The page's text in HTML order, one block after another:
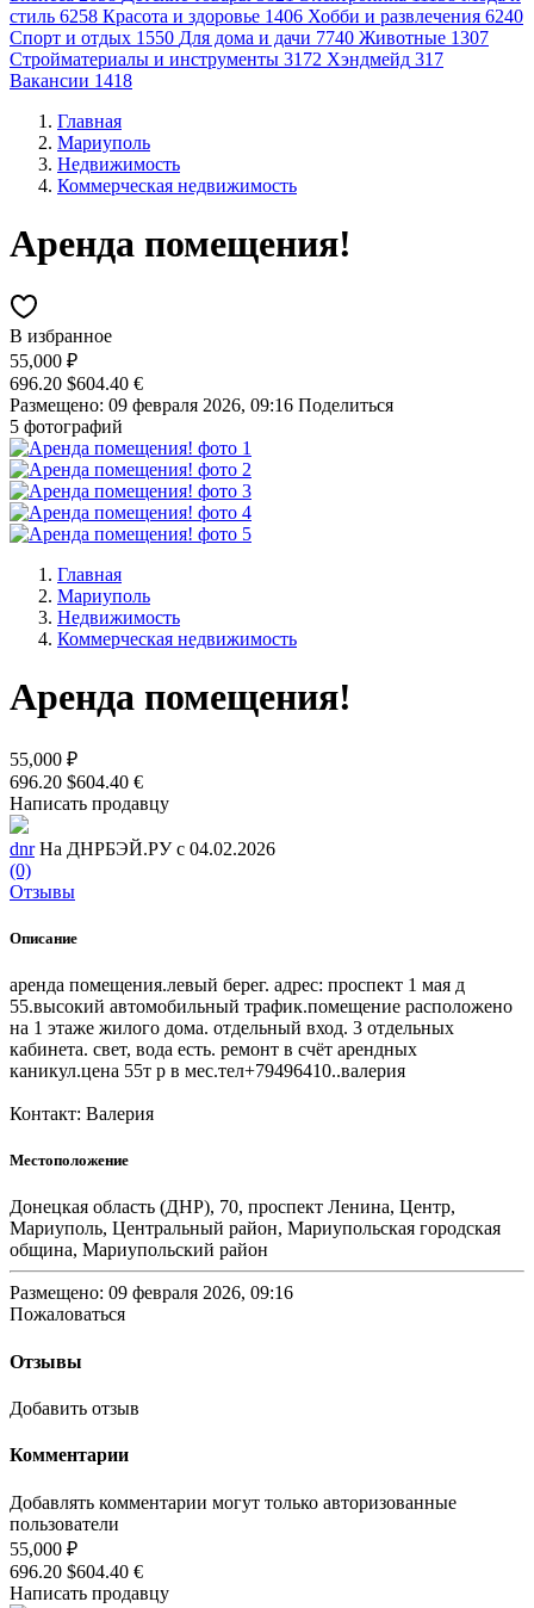
стиль 6258 Красота и здоровье 1406 Хобби и развлечения 6240
Спорт и отдых 1550 Для дома и дачи 7740 Животные 1307
Стройматериалы и инструменты 3172 Хэндмейд 317
Вакансии 1418
Главная
Мариуполь
Недвижимость
Коммерческая недвижимость
Аренда помещения!
В избранное
55,000 ₽
696.20 $604.40 €
Размещено: 09 февраля 2026, 09:16 Поделиться
5 фотографий
Главная
Мариуполь
Недвижимость
Коммерческая недвижимость
Аренда помещения!
55,000 ₽
696.20 $604.40 €
Написать продавцу
dnr На ДНРБЭЙ.РУ с 04.02.2026
(0)
Отзывы
Описание
аренда помещения.левый берег. адрес: проспект 1 мая д
55.высокий автомобильный трафик.помещение расположено
на 1 этаже жилого дома. отдельный вход. 3 отдельных
кабинета. свет, вода есть. ремонт в счёт арендных
каникул.цена 55т р в мес.тел+79496410..валерия
Контакт: Валерия
Местоположение
Донецкая область (ДНР), 70, проспект Ленина, Центр,
Мариуполь, Центральный район, Мариупольская городская
община, Мариупольский район
Размещено: 09 февраля 2026, 09:16
Пожаловаться
Отзывы
Добавить отзыв
Комментарии
Добавлять комментарии могут только авторизованные
пользователи
55,000 ₽
696.20 $604.40 €
Написать продавцу